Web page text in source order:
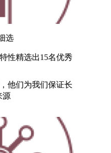
选
性精选出15名优秀
他们为我们保证长
源